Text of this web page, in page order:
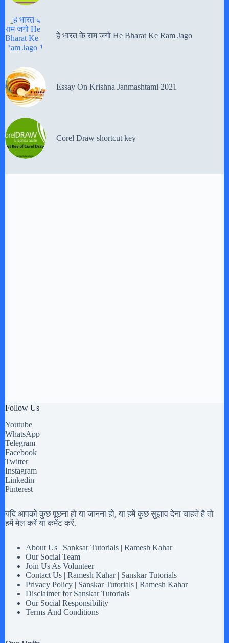
हे भारत के राम जगो He Bharat Ke Ram Jago
Essay On Krishna Janmashtami 2021
Corel Draw shortcut key
Follow Us
Youtube
WhatsApp
Telegram
Facebook
Twitter
Instagram
Linkedin
Pinterest
यदि आपको कुछ पूछना हो या जानना हो, या हमें कुछ सुझाव देना चाहते है तो
हमें मेल करें या कमेंट करें.
About Us | Sanksar Tutorials | Ramesh Kahar
Our Social Team
Join Us As Volunteer
Contact Us | Ramesh Kahar | Sanskar Tutorials
Privacy Policy | Sanskar Tutorials | Ramesh Kahar
Disclaimer for Sanskar Tutorials
Our Social Responsibility
Terms And Conditions